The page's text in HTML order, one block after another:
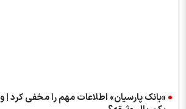
«بانک پارسیان» اطلاعات مهم را مخفی کرد